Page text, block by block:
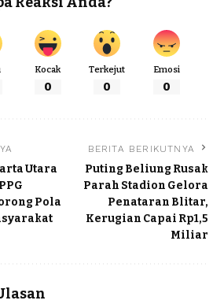
Kocak
0
Terkejut
0
Emosi
0
Utara
Pola
BERITA BERIKUTNYA
Puting Beliung Rusak
Parah Stadion Gelora
Penataran Blitar,
Kerugian Capai Rp1,5
Miliar